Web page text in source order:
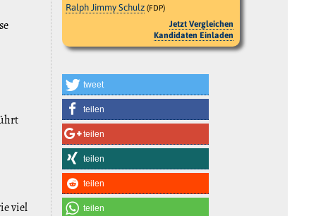
viel
Ralph Jimmy Schulz (FDP)
Jetzt Vergleichen
Kandidaten Einladen
tweet
teilen
teilen
teilen
teilen
teilen